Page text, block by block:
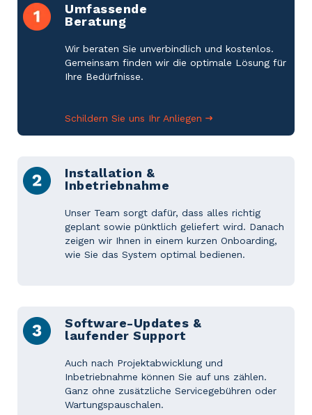
Umfassende
Beratung
Wir beraten Sie unverbindlich und kostenlos.
Gemeinsam finden wir die optimale Lösung für
Ihre Bedürfnisse.
Schildern Sie uns Ihr Anliegen
Installation &
Inbetriebnahme
Unser Team sorgt dafür, dass alles richtig
geplant sowie pünktlich geliefert wird. Danach
zeigen wir Ihnen in einem kurzen Onboarding,
wie Sie das System optimal bedienen.
Software-Updates &
laufender Support
Auch nach Projektabwicklung und
Inbetriebnahme können Sie auf uns zählen.
Ganz ohne zusätzliche Servicegebühren oder
Wartungspauschalen.